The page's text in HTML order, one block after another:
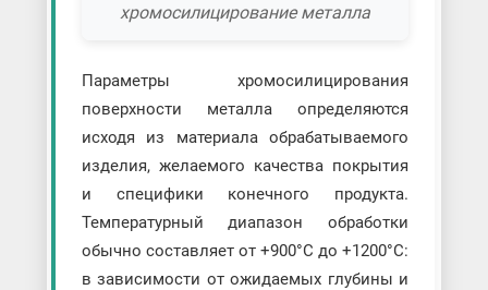
хромосилицирование металла
Параметры хромосилицирования
поверхности металла определяются
исходя из материала обрабатываемого
изделия, желаемого качества покрытия
и специфики конечного продукта.
Температурный диапазон обработки
обычно составляет от +900°C до +1200°C:
в зависимости от ожидаемых глубины и